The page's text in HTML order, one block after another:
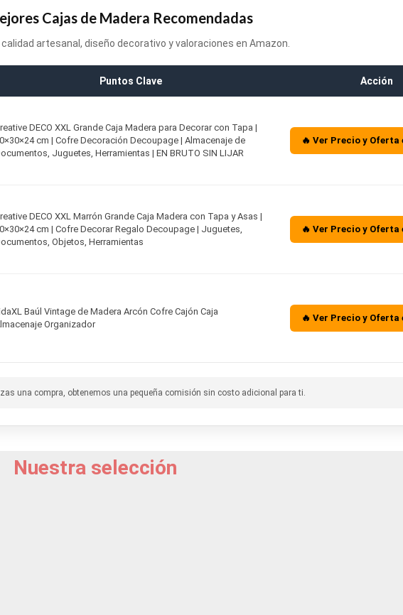
Cajas de Madera Recomendadas
artesanal, diseño decorativo y valoraciones en Amazon.
Puntos Clave Acción
DECO XXL Grande Caja Madera para Decorar con Tapa |
cm | Cofre Decoración Decoupage | Almacenaje de
Juguetes, Herramientas | EN BRUTO SIN LIJAR
🔥 Ver Precio y Oferta
DECO XXL Marrón Grande Caja Madera con Tapa y Asas |
cm | Cofre Decorar Regalo Decoupage | Juguetes,
Objetos, Herramientas
🔥 Ver Precio y Oferta
Baúl Vintage de Madera Arcón Cofre Cajón Caja
Organizador
🔥 Ver Precio y Oferta
una compra, obtenemos una pequeña comisión sin costo adicional para ti.
Nuestra selección